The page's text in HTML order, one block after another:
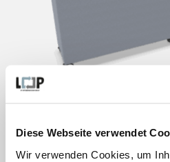
Diese Webseite verwendet
Wir verwenden Cookies, um
Plant